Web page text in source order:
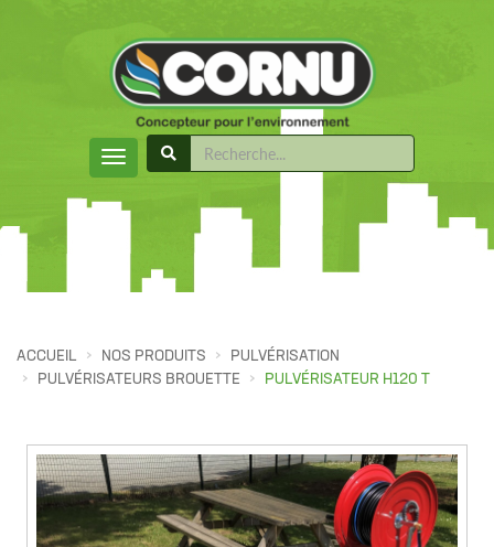
ACCUEIL NOS PRODUITS
PULVÉRISATION
PULVÉRISATEURS BROUETTE
PULVÉRISATEUR H120 T